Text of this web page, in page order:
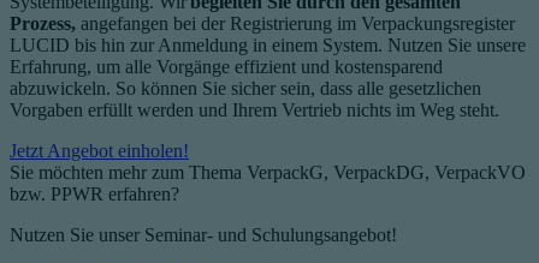
Prozess, angefangen bei der Registrierung im Verpackungsregister
LUCID bis hin zur Anmeldung in einem System. Nutzen Sie unsere
Erfahrung, um alle Vorgänge effizient und kostensparend
abzuwickeln. So können Sie sicher sein, dass alle gesetzlichen
Vorgaben erfüllt werden und Ihrem Vertrieb nichts im Weg steht.
Jetzt Angebot einholen!
Sie möchten mehr zum Thema VerpackG, VerpackDG, VerpackVO
bzw. PPWR erfahren?
Nutzen Sie unser Seminar- und Schulungsangebot!